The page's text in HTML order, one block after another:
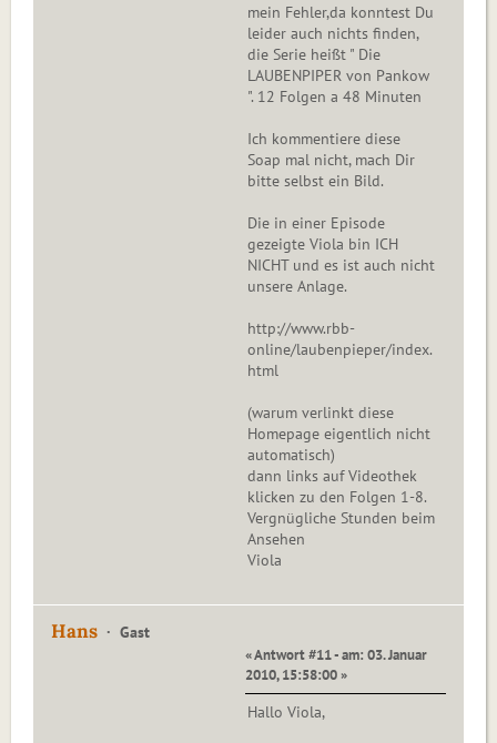
mein Fehler,da konntest Du
leider auch nichts finden,
die Serie heißt " Die
LAUBENPIPER von Pankow
". 12 Folgen a 48 Minuten
Ich kommentiere diese
Soap mal nicht, mach Dir
bitte selbst ein Bild.
Die in einer Episode
gezeigte Viola bin ICH
NICHT und es ist auch nicht
unsere Anlage.
http://www.rbb-
online/laubenpieper/index.
html
(warum verlinkt diese
Homepage eigentlich nicht
automatisch)
dann links auf Videothek
klicken zu den Folgen 1-8.
Vergnügliche Stunden beim
Ansehen
Viola
Hans Gast
« Antwort #11 - am: 03. Januar
2010, 15:58:00 »
Hallo Viola,